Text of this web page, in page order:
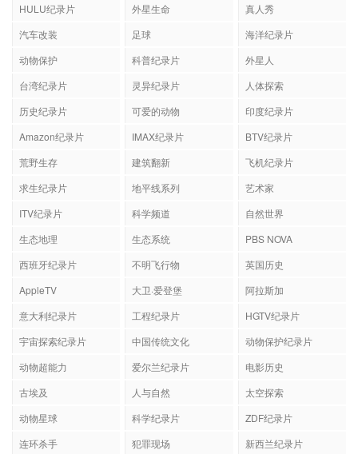
HULU纪录片
外星生命
真人秀
汽车改装
足球
海洋纪录片
动物保护
科普纪录片
外星人
台湾纪录片
灵异纪录片
人体探索
历史纪录片
可爱的动物
印度纪录片
Amazon纪录片
IMAX纪录片
BTV纪录片
荒野生存
建筑翻新
飞机纪录片
求生纪录片
地平线系列
艺术家
ITV纪录片
科学频道
自然世界
生态地理
生态系统
PBS NOVA
西班牙纪录片
不明飞行物
英国历史
AppleTV
大卫·爱登堡
阿拉斯加
意大利纪录片
工程纪录片
HGTV纪录片
宇宙探索纪录片
中国传统文化
动物保护纪录片
动物超能力
爱尔兰纪录片
电影历史
古埃及
人与自然
太空探索
动物星球
科学纪录片
ZDF纪录片
连环杀手
犯罪现场
新西兰纪录片